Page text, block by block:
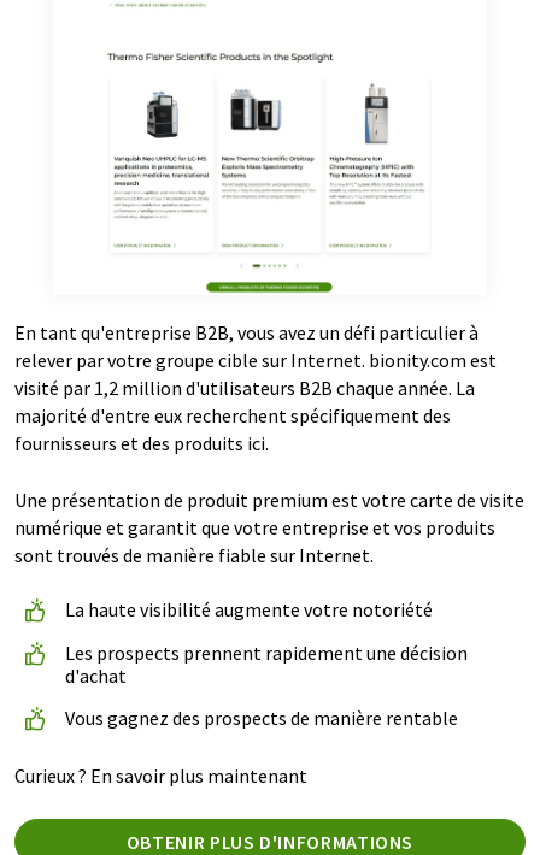
En tant qu'entreprise B2B, vous avez un défi particulier à
relever par votre groupe cible sur Internet. bionity.com est
visité par 1,2 million d'utilisateurs B2B chaque année. La
majorité d'entre eux recherchent spécifiquement des
fournisseurs et des produits ici.
Une présentation de produit premium est votre carte de visite
numérique et garantit que votre entreprise et vos produits
sont trouvés de manière fiable sur Internet.
La haute visibilité augmente votre notoriété
Les prospects prennent rapidement une décision
d'achat
Vous gagnez des prospects de manière rentable
Curieux ? En savoir plus maintenant
OBTENIR PLUS D'INFORMATIONS